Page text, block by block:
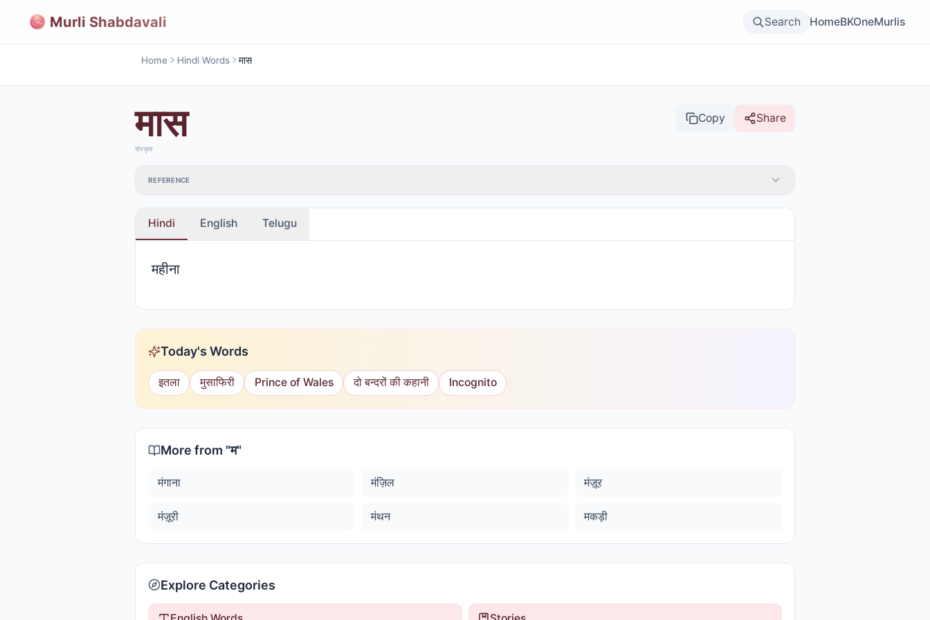
Murli Shabdavali Search HomeBKOneMurlis
Home Hindi Words मास
मास Copy Share
संस्कृत
REFERENCE
Hindi English Telugu
महीना
Today's Words
इतला मुसाफिरी Prince of Wales दो बन्दरों की कहानी Incognito
More from "म"
मंगाना मंज़िल मंज़ूर
मंज़ूरी मंथन मकड़ी
Explore Categories